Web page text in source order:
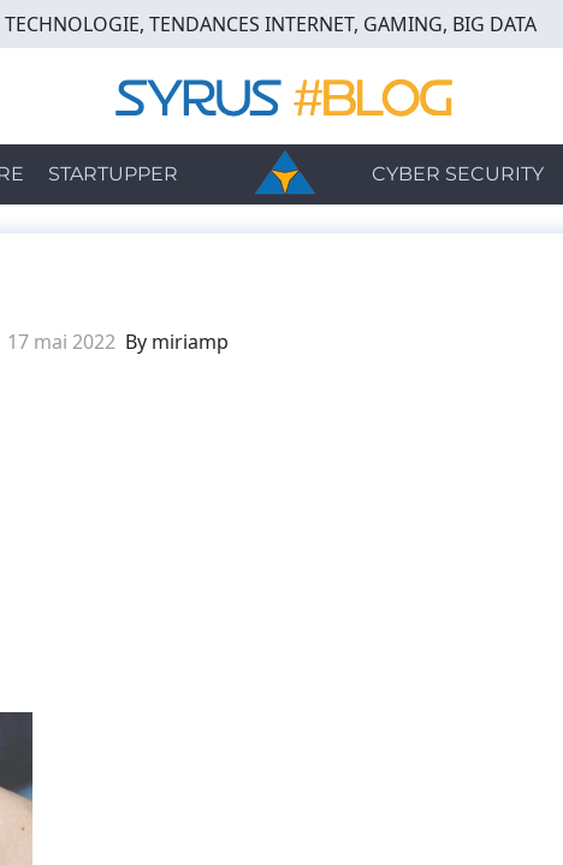
TECHNOLOGIE, TENDANCES INTERNET, GAMING, BIG DATA
STARTUPPER CYBER SECURITY
17 mai 2022 By miriamp